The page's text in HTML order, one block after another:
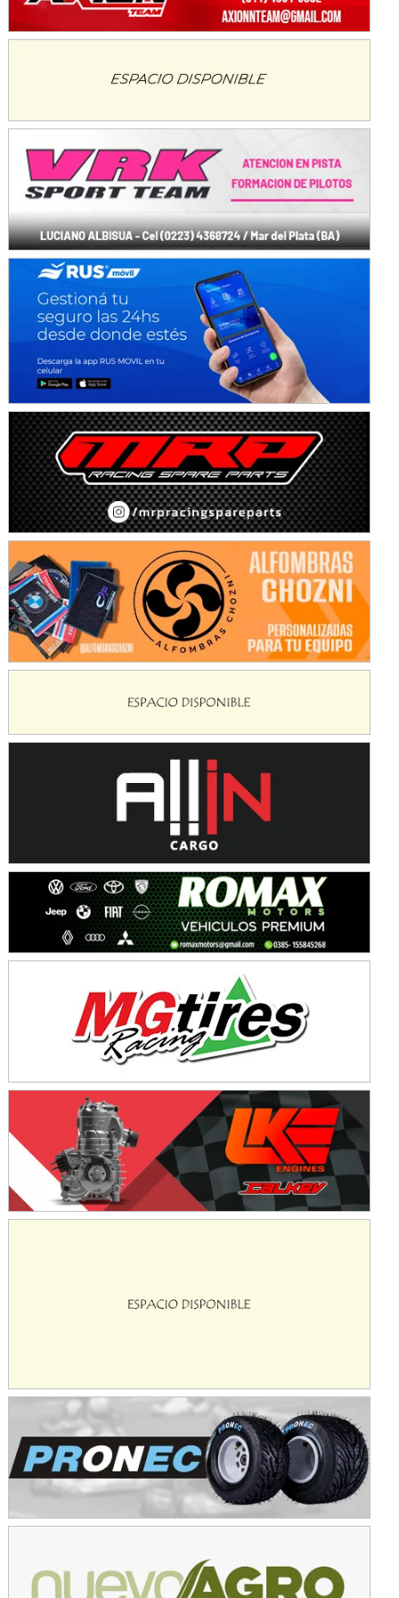
KDO - F6
Parque de la Velocidad (Asfalto)
VICTORIENSE - F7
El Cerro (Tierra)
Victoria (Entre Ríos)
PATAGONICO - F6
Moto Club Reginense (Tierra)
Gral. E. Godoy (Río Negro)
CSK - F7
Juventud Unida (Tierra)
Humboldt (Santa Fe)
NORESTE SANTAFESINO - F6
Ciudad de Avellaneda (Asfalto)
Avellaneda (Santa Fe)
SUR SANTAFESINO - F4
José Samuel Sánchez (Tierra)
Rufino (Santa Fe)
TUCUMANO - F5
Juan Navarro (Asfalto)
El Timbó (Tucumán)